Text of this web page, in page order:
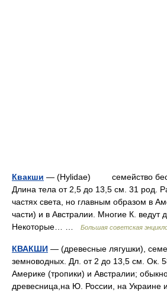
Квакши — (Hylidae) семейство
Длина тела от 2,5 до 13,5 см. 31 род.
частях света, но главным образом в
части) и в Австралии. Многие К. ведут
Некоторые… …
Большая советская
КВАКШИ — (древесные лягушки),
земноводных. Дл. от 2 до 13,5 см. Ок.
Америке (тропики) и Австралии;
древесница,на Ю. России, на Украине